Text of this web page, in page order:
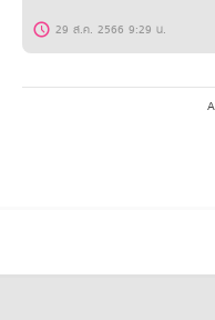
29 ส.ค. 2566 9:29 น.